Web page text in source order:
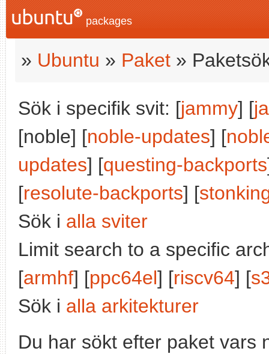
packages
» Ubuntu » Paket »
Sök i specifik svit: [jammy] [
[noble] [noble-updates] [
updates] [questing-backports
[resolute-backports] [
Sök i alla sviter
Limit search to a specific
[armhf] [ppc64el] [riscv64] [
Sök i alla arkitekturer
Du har sökt efter paket vars